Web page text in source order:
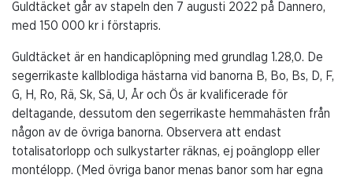
Guldtäcket går av stapeln den 7 augusti 2022 på Dannero,
med 150 000 kr i förstapris.
Guldtäcket är en handicaplöpning med grundlag 1.28,0. De
segerrikaste kallblodiga hästarna vid banorna B, Bo, Bs, D, F,
G, H, Ro, Rä, Sk, Sä, U, År och Ös är kvalificerade för
deltagande, dessutom den segerrikaste hemmahästen från
någon av de övriga banorna. Observera att endast
totalisatorlopp och sulkystarter räknas, ej poänglopp eller
montélopp. (Med övriga banor menas banor som har egna